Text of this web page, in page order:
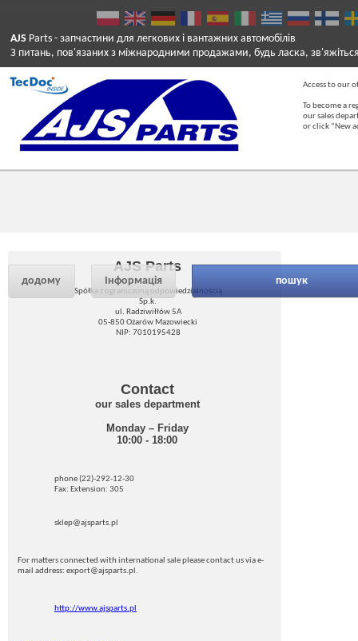
AJS Parts - запчастини для легкових і вантажних автомобілів
З питань, пов'язаних з міжнародними продажами, будь ласка,
Access to our
To become a
our sales
or click “New
додому Інформація пошук
AJS Parts
Spółka z ograniczoną odpowiedzialnością
Sp.k.
ul. Radziwiłłów 5A
05-850 Ożarów Mazowiecki
NIP: 7010195428
Contact
our sales department
Monday – Friday
10:00 - 18:00
phone (22)-292-12-30
Fax: Extension: 305
sklep@ajsparts.pl
For matters connected with international sale please contact us via e-
mail address: export@ajsparts.pl.
http://www.ajsparts.pl